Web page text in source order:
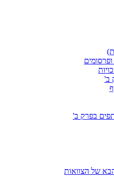
ב'
בפרק ב'
של הצוואות